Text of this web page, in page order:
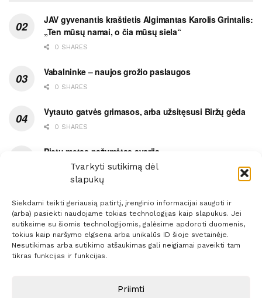
Tvarkyti sutikimą dėl
slapukų
Siekdami teikti geriausią patirtį, įrenginio informacijai saugoti ir
(arba) pasiekti naudojame tokias technologijas kaip slapukus. Jei
sutiksime su šiomis technologijomis, galėsime apdoroti duomenis,
tokius kaip naršymo elgsena arba unikalūs ID šioje svetainėje.
Nesutikimas arba sutikimo atšaukimas gali neigiamai paveikti tam
tikras funkcijas ir funkcijas.
Priimti
JAV gyvenantis kraštietis Algimantas Karolis Grintalis:
„Ten mūsų namai, o čia mūsų siela“
0 SHARES
Vabalninke – naujos grožio paslaugos
0 SHARES
Vytauto gatvės grimasos, arba užsitęsusi Biržų gėda
0 SHARES
Pietų metas pažymėtas avarija
0 SHARES
Prenumerata Reklama Taisyklės Kontaktai